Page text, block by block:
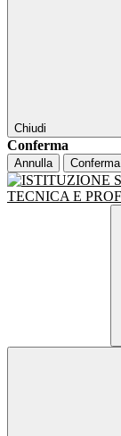
Chiudi
Conferma
Annulla Conferma